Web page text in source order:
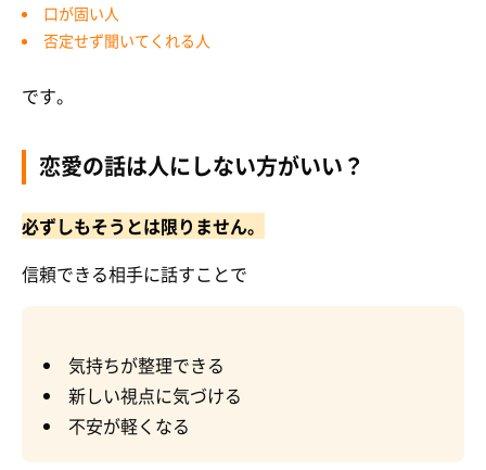
口が固い人
否定せず聞いてくれる人
です。
恋愛の話は人にしない方がいい？
必ずしもそうとは限りません。
信頼できる相手に話すことで
気持ちが整理できる
新しい視点に気づける
不安が軽くなる